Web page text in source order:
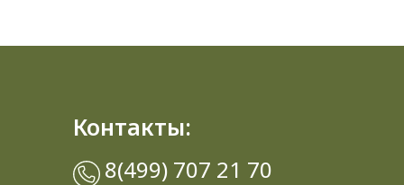
White Marble 7402 Galaxy black 7420
Контакты:
8(499) 707 21 70